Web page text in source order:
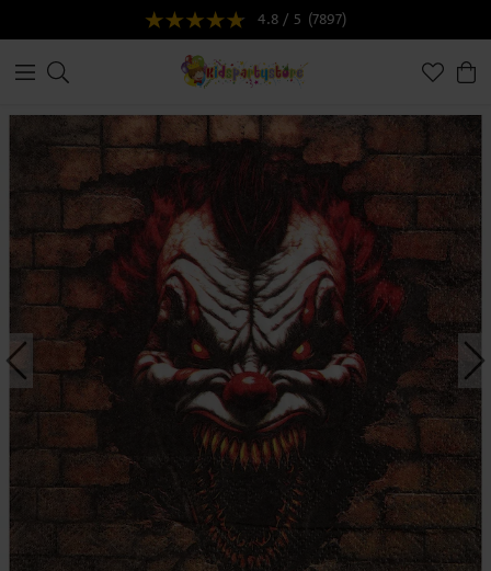
4.8 / 5 (7897)